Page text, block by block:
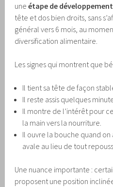
uneétape de développement
tête et dos bien droits, sans
général vers 6 mois, au
diversification alimentaire.
Les signes qui montrent que
Il tient sa tête de façon
Il reste assis quelques
Il montre de l’intérêt pour
la main vers la nourriture.
Il ouvre la bouche quand
avale au lieu de tout
Une nuance importante :
proposent une position